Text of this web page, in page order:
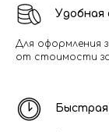
Удобная
Для оформления
от стоимости